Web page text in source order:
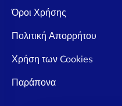
Όροι Χρήσης
Πολιτική Απορρήτου
Χρήση των Cookies
Παράπονα